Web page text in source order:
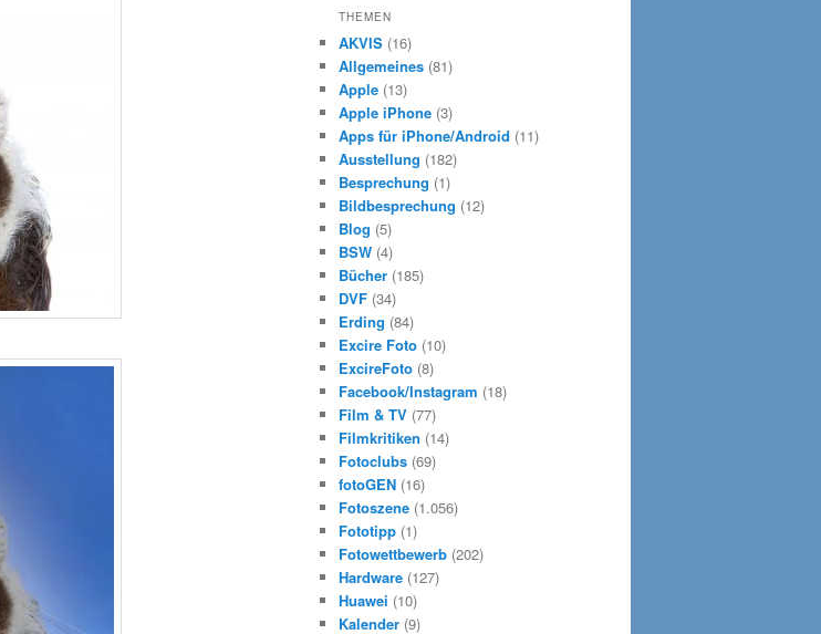
h
n
THEMEN
AKVIS (16)
Allgemeines (81)
Apple (13)
Apple iPhone (3)
Apps für iPhone/Android (11)
Ausstellung (182)
Besprechung (1)
Bildbesprechung (12)
Blog (5)
BSW (4)
Bücher (185)
DVF (34)
Erding (84)
Excire Foto (10)
ExcireFoto (8)
Facebook/Instagram (18)
Film & TV (77)
Filmkritiken (14)
Fotoclubs (69)
fotoGEN (16)
Fotoszene (1.056)
Fototipp (1)
Fotowettbewerb (202)
Hardware (127)
Huawei (10)
Kalender (9)